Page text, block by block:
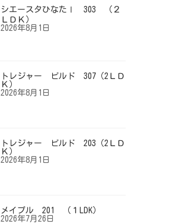
シエースタひなたⅠ 303 （２
ＬＤＫ）
2026年8月1日
トレジャー ビルド 307（2ＬＤ
Ｋ）
2026年8月1日
トレジャー ビルド 203（2ＬＤ
Ｋ）
2026年8月1日
メイプル 201 （１LDK）
2026年7月26日